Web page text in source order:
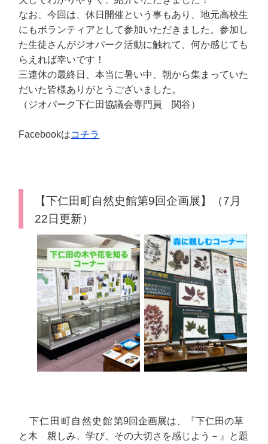
なお、今回は、休日開催という事もあり、地元高校生
にもボランティアとして参加いただきました。参加し
た生徒さんがジオパーク活動に触れて、何か感じても
らえれば幸いです！
三連休の最終日、本当に暑い中、朝から集まっていた
だいた皆様ありがとうございました。
（ジオパーク下仁田協議会専門員 関谷）
Facebookはコチラ
【下仁田町自然史館第9回企画展】（7月
22日更新）
下仁田町自然史館第9回企画展は、『下仁田の草
と木 親しみ、学び、その大切さを感じよう－』と題